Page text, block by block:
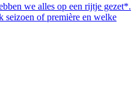
we alles op een rijtje gezet*.
seizoen of première en welke